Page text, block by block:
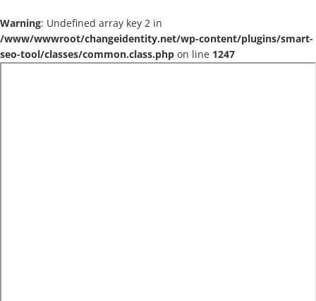
Warning: Undefined array key 2 in
/www/wwwroot/changeidentity.net/wp-content/plugins/smart-
seo-tool/classes/common.class.php on line 1247